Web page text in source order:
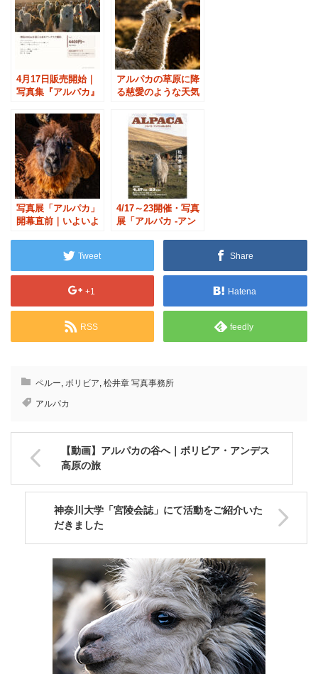
4月17日販売開始｜
写真集『アルパカ』
します
アルパカの草原に降
る慈愛のような天気
写真展「アルパカ」
開幕直前｜いよいよ
4/17～23開催・写真
展「アルパカ -アン
Tweet Share
+1 Hatena
RSS feedly
ペルー, ボリビア, 松井章 写真事務所
アルパカ
【動画】アルパカの谷へ｜ボリビア・アンデス
高原の旅
神奈川大学「宮陵会誌」にて活動をご紹介いた
だきました